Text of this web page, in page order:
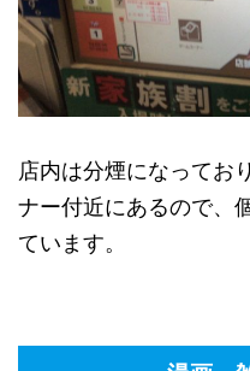
店内は分煙になってお
ナー付近にあるので、
ています。